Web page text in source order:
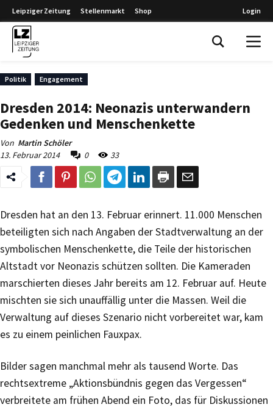
Leipziger Zeitung Stellenmarkt Shop Login
Politik Engagement
Dresden 2014: Neonazis unterwandern
Gedenken und Menschenkette
Von Martin Schöler
13. Februar 2014
0 33
Dresden hat an den 13. Februar erinnert. 11.000 Menschen
beteiligten sich nach Angaben der Stadtverwaltung an der
symbolischen Menschenkette, die Teile der historischen
Altstadt vor Neonazis schützen sollten. Die Kameraden
marschierten dieses Jahr bereits am 12. Februar auf. Heute
mischten sie sich unauffällig unter die Massen. Weil die
Verwaltung auf dieses Szenario nicht vorbereitet war, kam
es zu einem peinlichen Fauxpax.
Bilder sagen manchmal mehr als tausend Worte. Das
rechtsextreme „Aktionsbündnis gegen das Vergessen“
verbreitete am frühen Abend ein Foto, das für Diskussionen